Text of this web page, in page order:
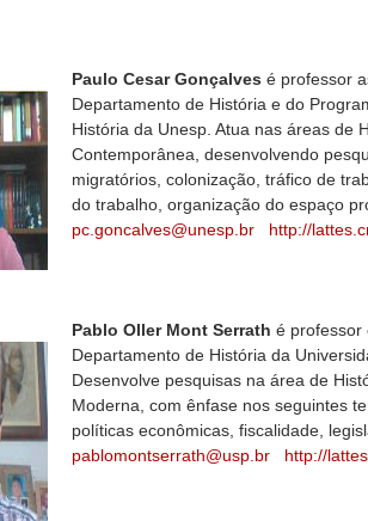
Paulo Cesar Gonçalves é professor
Departamento de História e do
História da Unesp. Atua nas áreas de
Contemporânea, desenvolvendo
migratórios, colonização, tráfico de
do trabalho, organização do espaço
pc.goncalves@unesp.br
http://
Pablo Oller Mont Serrath é professor
Departamento de História da
Desenvolve pesquisas na área de
Moderna, com ênfase nos seguintes
políticas econômicas, fiscalidade,
pablomontserrath@usp.br
http://